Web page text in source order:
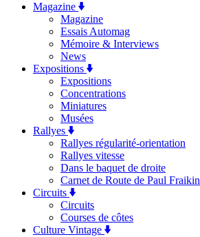
Magazine
Magazine
Essais Automag
Mémoire & Interviews
News
Expositions
Expositions
Concentrations
Miniatures
Musées
Rallyes
Rallyes régularité-orientation
Rallyes vitesse
Dans le baquet de droite
Carnet de Route de Paul Fraikin
Circuits
Circuits
Courses de côtes
Culture Vintage